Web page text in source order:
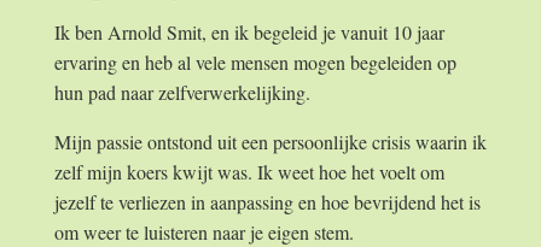
Ik ben Arnold Smit, en ik begeleid je vanuit 10 jaar
ervaring en heb al vele mensen mogen begeleiden op
hun pad naar zelfverwerkelijking.
Mijn passie ontstond uit een persoonlijke crisis waarin ik
zelf mijn koers kwijt was. Ik weet hoe het voelt om
jezelf te verliezen in aanpassing en hoe bevrijdend het is
om weer te luisteren naar je eigen stem.